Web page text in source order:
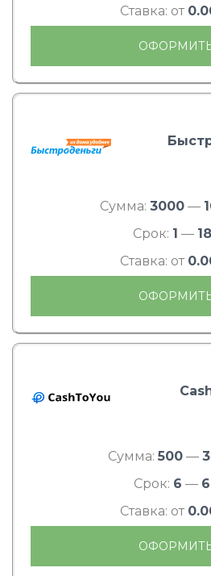
Ставка: от
Сумма: 3000—
Срок: 1 —
Ставка: от
Сумма: 500—
Срок: 6 —
Ставка: от